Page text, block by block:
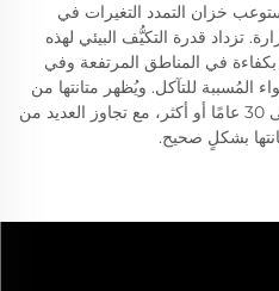
خزان التمدد التغيرات في
تزداد قدرة التكيُّف البيئي لهذه
في المناطق المرتفعة وفي
المُسببة للتآكل. ويُظهر متانتها من
خلال عمرٍ افتراضيٍ يبلغ عادةً 25 إلى 30 عامًا أو أكثر، مع تجاوز العديد من
بشكلٍ صحيح.